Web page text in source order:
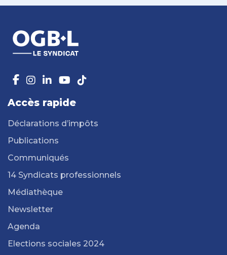
Accès rapide
Déclarations d’impôts
Publications
Communiqués
14 Syndicats professionnels
Médiathèque
Newsletter
Agenda
Elections sociales 2024